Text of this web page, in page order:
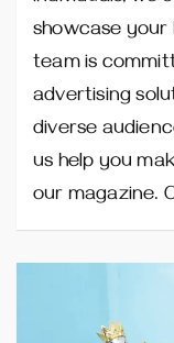
showcase
team is
advertising
diverse
us help you
our magazine.